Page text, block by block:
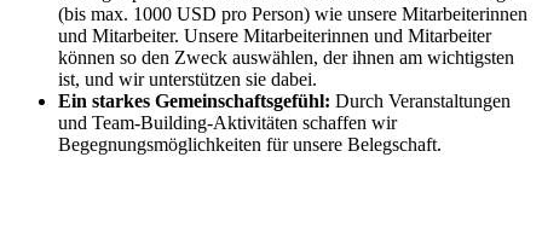
(bis max. 1000 USD pro Person) wie unsere Mitarbeiterinnen
und Mitarbeiter. Unsere Mitarbeiterinnen und Mitarbeiter
können so den Zweck auswählen, der ihnen am wichtigsten
ist, und wir unterstützen sie dabei.
Ein starkes Gemeinschaftsgefühl: Durch Veranstaltungen
und Team-Building-Aktivitäten schaffen wir
Begegnungsmöglichkeiten für unsere Belegschaft.